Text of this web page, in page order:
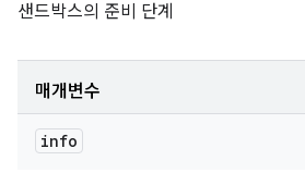
샌드박스의 준비 단계
매개변수
info